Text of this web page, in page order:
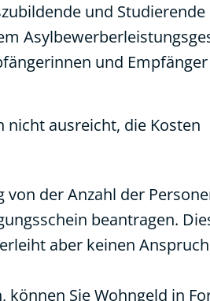
und Studierende
und
nicht ausreicht, die Kosten
der Anzahl der
beantragen.
aber keinen
Sie Wohngeld in